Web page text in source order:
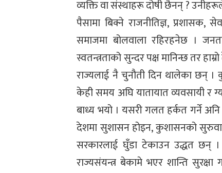
व्यक्ति वा संस्थाहरू दोषी छैनन् ? उनीहरूले
पैसामा बिक्ने राजनीतिज्ञ, प्रशासक,
समाजमा बोलवाला रहिरहनेछ ।
स्वतन्त्रताको सुन्दर पक्ष मानिन्छ तर
राज्यलाई नै चुनौती दिन थालेका छन्
केही समय अघि यातायात व्यवसायी र
बाध्य भयो । यसरी गलत हर्कत गर्ने
देशमा सुशासन होइन, कुशासनको
सरकारलाई घुँडा टेकाउन उद्धत छन्
राज्यसंयन्त्र बेकामे भएर शान्ति